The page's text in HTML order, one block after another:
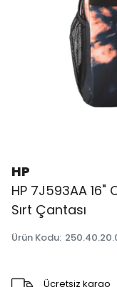
HP
HP 7J593AA 16"
Sırt Çantası
Ürün Kodu:
Ücretsiz kargo